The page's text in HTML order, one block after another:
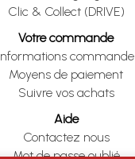
Clic & Collect (DRIVE)
Votre commande
commande
Moyens de paiement
Suivre vos achats
Aide
Contactez nous
Mot de passe oublié